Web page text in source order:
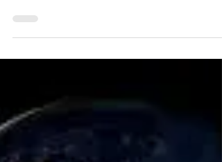
IC3: Imprese Culturali e
Creative a Cremona
Dai vita alla tua idea di impresa! IC3 è il progetto